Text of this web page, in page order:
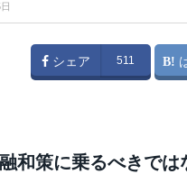
シェア 511
和策に乗るべきでは